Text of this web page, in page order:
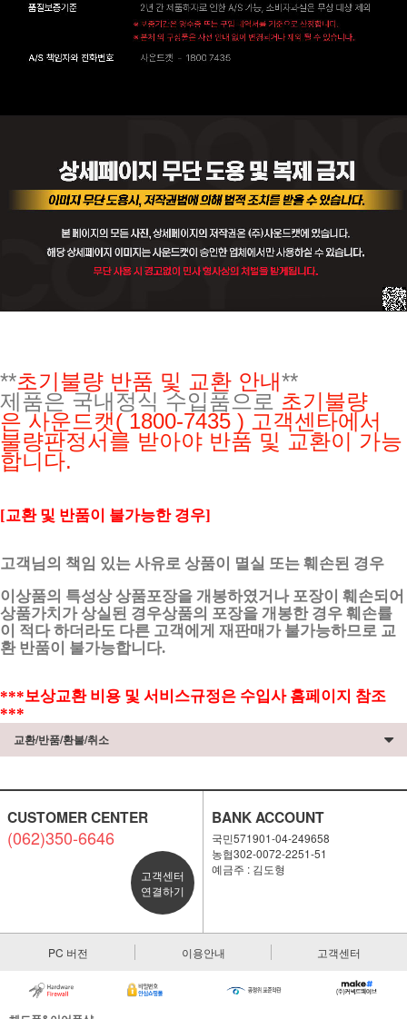
**초기불량 반품 및 교환 안내**
제품은 국내정식 수입품으로 초기불량
은 사운드캣( 1800-7435 ) 고객센타에서
불량판정서를 받아야 반품 및 교환이 가능
합니다.
[교환 및 반품이 불가능한 경우]
고객님의 책임 있는 사유로 상품이 멸실 또는 훼손된 경우
이상품의 특성상 상품포장을 개봉하였거나 포장이 훼손되어
상품가치가 상실된 경우상품의 포장을 개봉한 경우 훼손률
이 적다 하더라도 다른 고객에게 재판매가 불가능하므로 교
환 반품이 불가능합니다.
***보상교환 비용 및 서비스규정은 수입사 홈페이지 참조
***
교환/반품/환불/취소
CUSTOMER CENTER
(062)350-6646
고객센터
연결하기
BANK ACCOUNT
국민571901-04-249658
농협302-0072-2251-51
예금주 : 김도형
PC 버전 이용안내 고객센터